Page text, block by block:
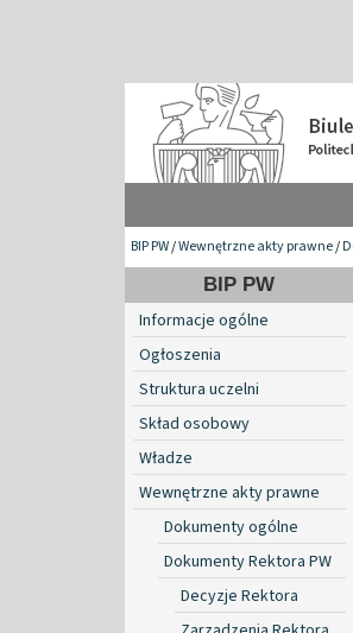
BIP PW/Wewnętrzne akty prawne/
BIP PW
Informacje ogólne
Ogłoszenia
Struktura uczelni
Skład osobowy
Władze
Wewnętrzne akty prawne
Dokumenty ogólne
Dokumenty Rektora PW
Decyzje Rektora